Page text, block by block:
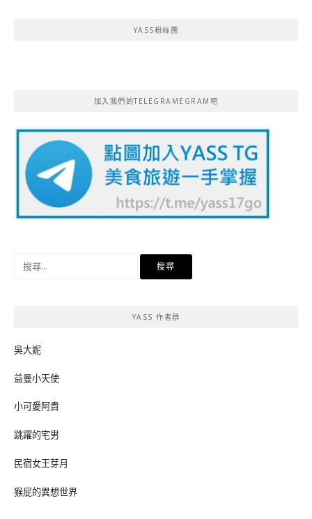
YASS粉絲團
加入我們的TELEGRAMEGRAM吧
YASS 作者群
吳大妮
益曼小天使
小可愛阿貴
跳躍的宅男
民宿女王芽月
猴屁的異想世界